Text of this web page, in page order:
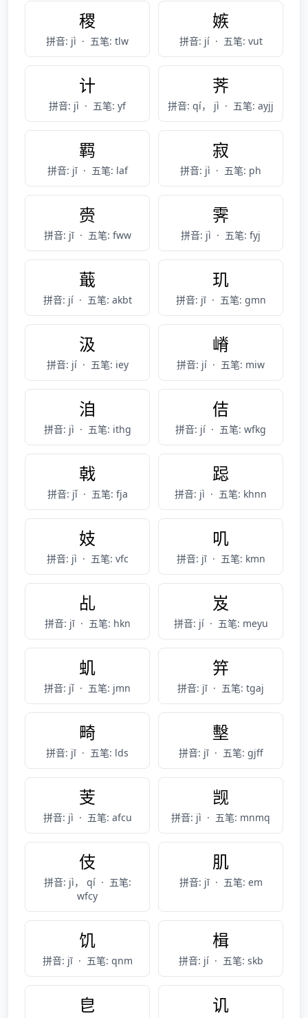
稷
拼音: jì · 五笔: tlw
嫉
拼音: jí · 五笔: vut
计
拼音: jì · 五笔: yf
荠
拼音: qí， jì · 五笔: ayjj
羁
拼音: jī · 五笔: laf
寂
拼音: jì · 五笔: ph
赍
拼音: jī · 五笔: fww
霁
拼音: jì · 五笔: fyj
蕺
拼音: jí · 五笔: akbt
玑
拼音: jī · 五笔: gmn
汲
拼音: jí · 五笔: iey
嵴
拼音: jí · 五笔: miw
洎
拼音: jì · 五笔: ithg
佶
拼音: jí · 五笔: wfkg
戟
拼音: jǐ · 五笔: fja
跽
拼音: jì · 五笔: khnn
妓
拼音: jì · 五笔: vfc
叽
拼音: jī · 五笔: kmn
乩
拼音: jī · 五笔: hkn
岌
拼音: jí · 五笔: meyu
虮
拼音: jǐ · 五笔: jmn
笄
拼音: jī · 五笔: tgaj
畸
拼音: jī · 五笔: lds
墼
拼音: jī · 五笔: gjff
芰
拼音: jì · 五笔: afcu
觊
拼音: jì · 五笔: mnmq
伎
拼音: jì， qí · 五笔:
wfcy
肌
拼音: jī · 五笔: em
饥
拼音: jī · 五笔: qnm
楫
拼音: jí · 五笔: skb
皀 讥